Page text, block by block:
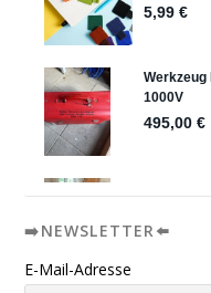
➡️NEWSLETTER⬅️
E-Mail-Adresse